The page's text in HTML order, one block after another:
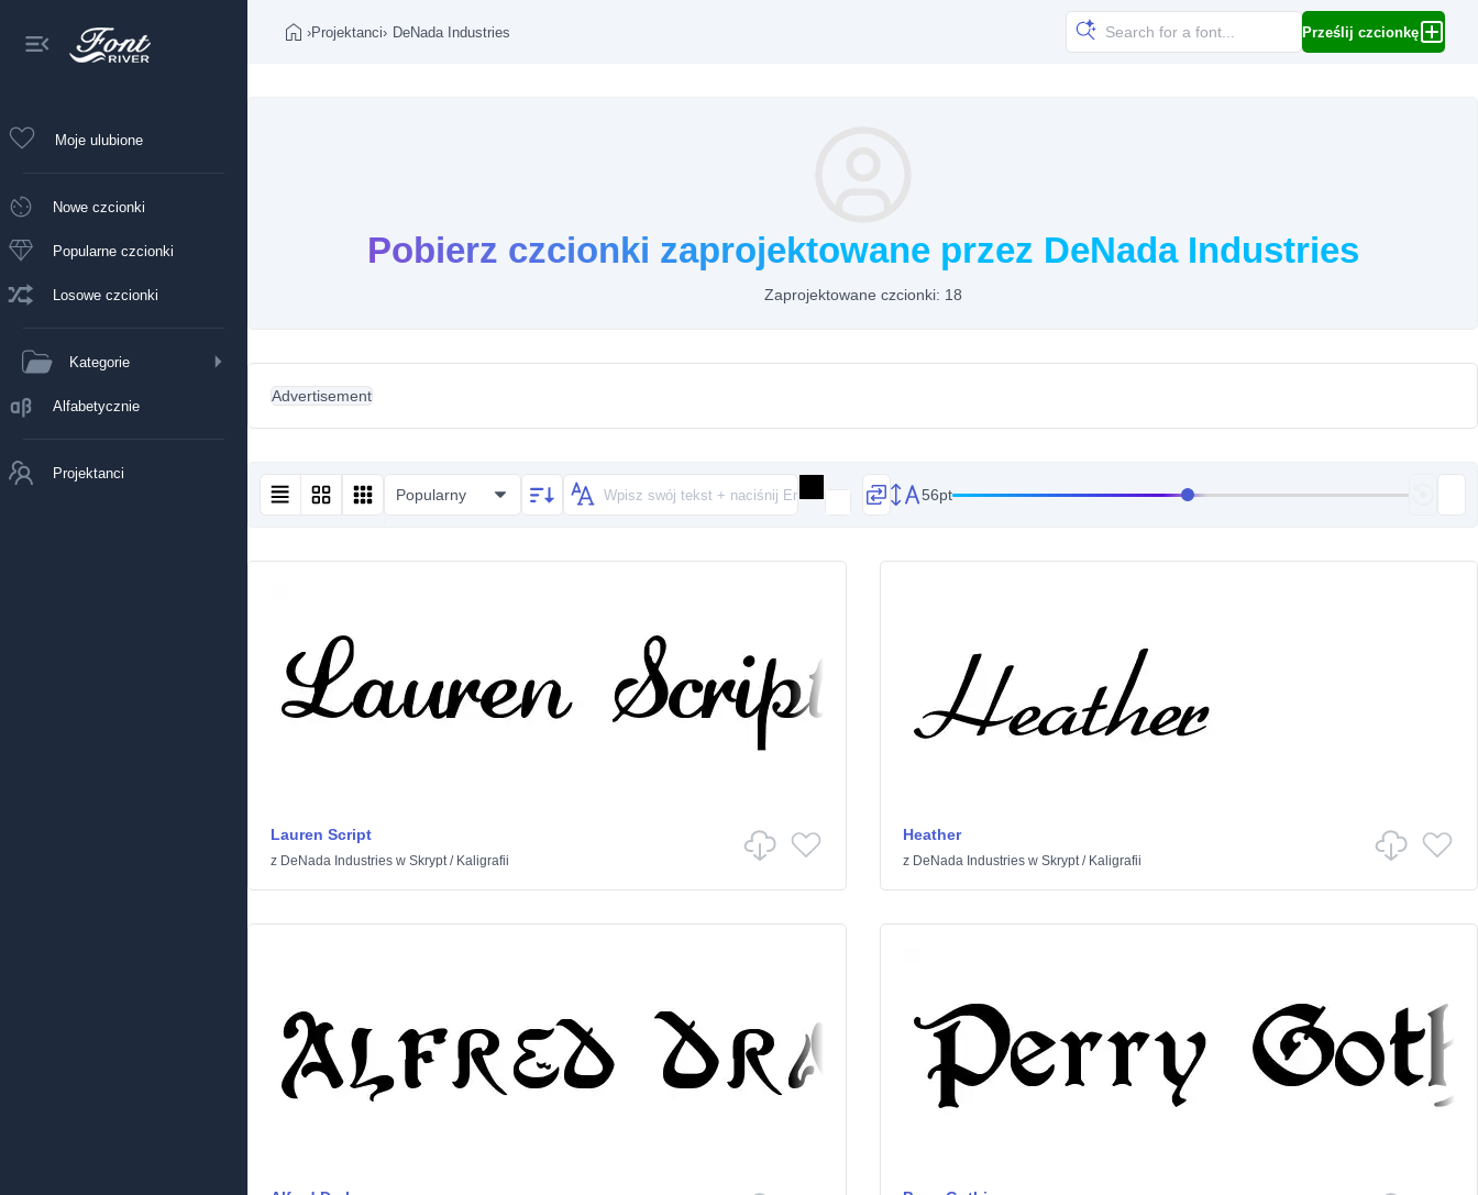
Moje ulubione
Nowe czcionki
Popularne czcionki
Losowe czcionki
Kategorie
Alfabetycznie
Projektanci
›Projektanci› DeNada Industries Prześlij czcionkę
Pobierz czcionki zaprojektowane przez DeNada Industries
Zaprojektowane czcionki: 18
Advertisement
Popularny 56pt
Lauren Script
z DeNada Industries w Skrypt/ Kaligrafii
Heather
z DeNada Industriesw Skrypt/ Kaligrafii